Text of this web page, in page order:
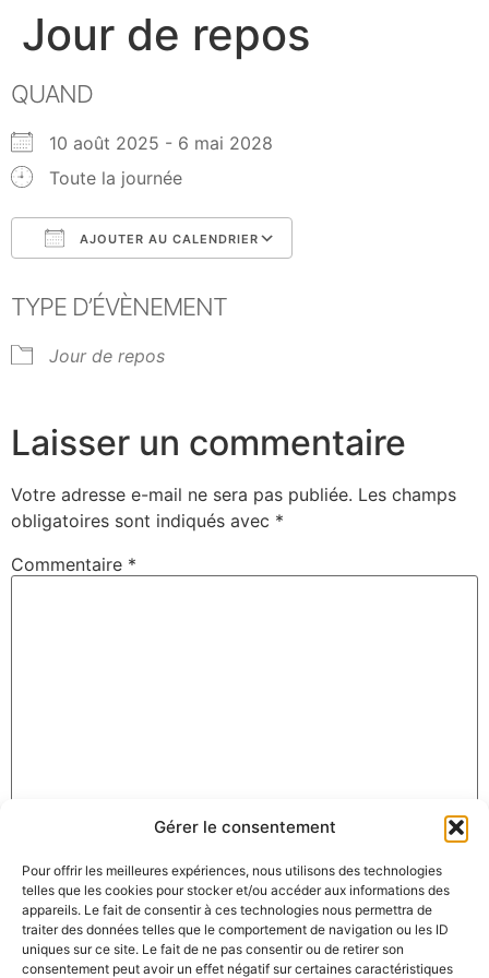
Gérer le consentement
Pour offrir les meilleures expériences, nous utilisons des technologies
telles que les cookies pour stocker et/ou accéder aux informations des
appareils. Le fait de consentir à ces technologies nous permettra de
traiter des données telles que le comportement de navigation ou les ID
uniques sur ce site. Le fait de ne pas consentir ou de retirer son
consentement peut avoir un effet négatif sur certaines caractéristiques
Jour de repos
QUAND
10 août 2025 - 6 mai 2028
Toute la journée
AJOUTER AU CALENDRIER
TYPE D’ÉVÈNEMENT
Jour de repos
Laisser un commentaire
Votre adresse e-mail ne sera pas publiée. Les champs
obligatoires sont indiqués avec *
Commentaire *
E-mail*